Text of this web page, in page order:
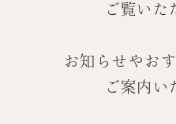
ご覧いた
お知らせやお
ご案内い